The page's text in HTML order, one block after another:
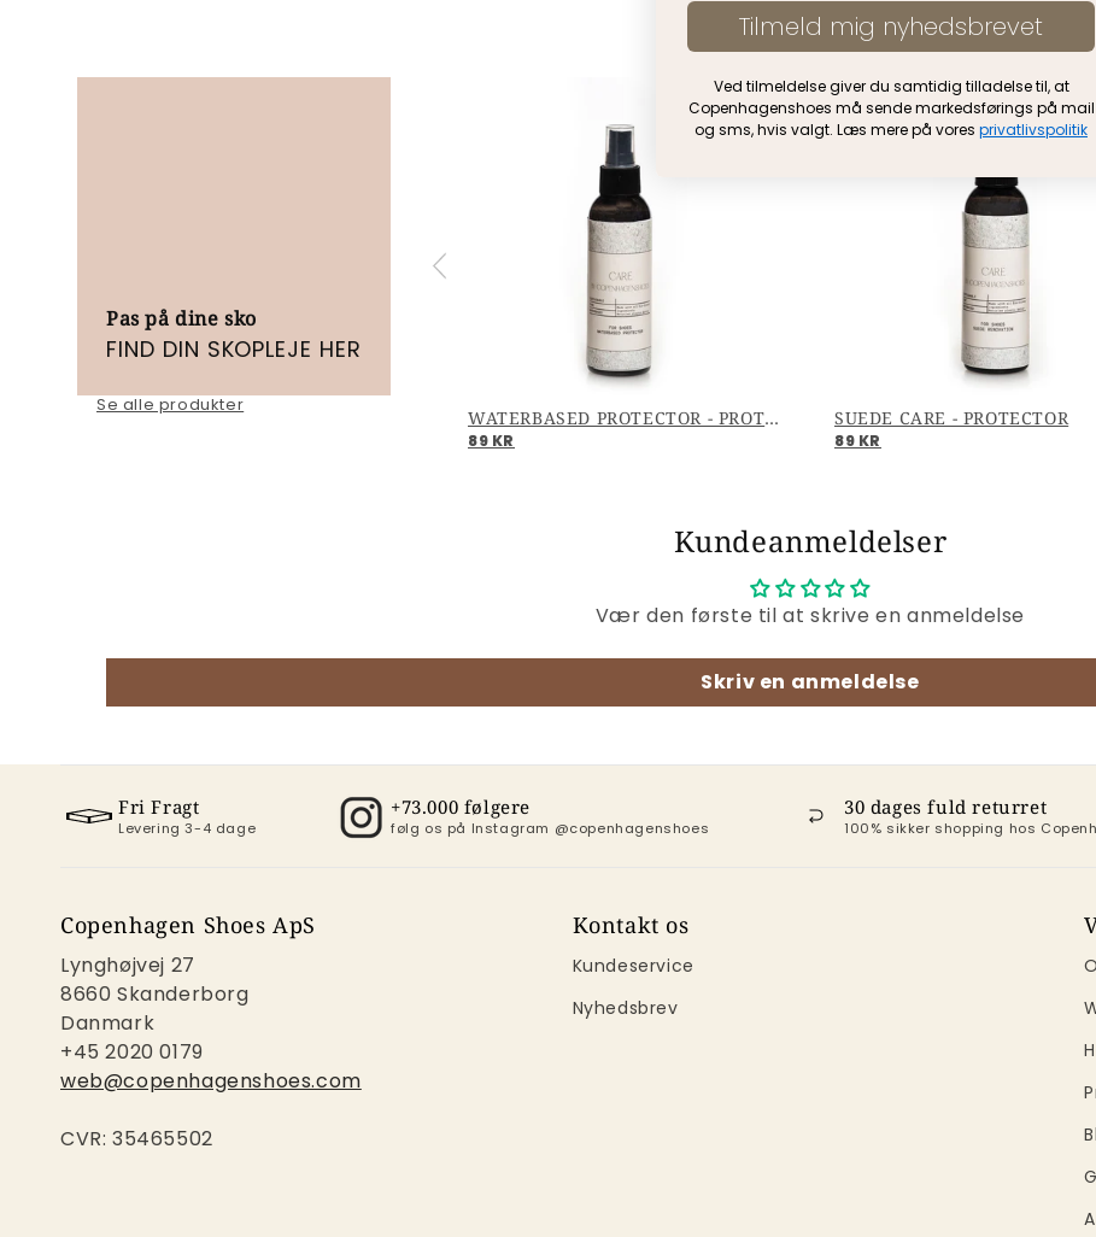
Pas på dine sko
FIND DIN SKOPLEJE HER
Se alle produkter
WATERBASED PROTECTOR - PROTECTOR
89 KR
SUEDE CARE - PROTECTOR
89 KR
Kundeanmeldelser
Vær den første til at skrive en anmeldelse
Skriv en anmeldelse
Fri Fragt
Levering 3-4 dage
+73.000 følgere
følg os på Instagram @copenhagenshoes
30 dages fuld returret
100% sikker shopping hos
Copenhagen Shoes ApS
Lynghøjvej 27
8660 Skanderborg
Danmark
+45 2020 0179
web@copenhagenshoes.com
CVR: 35465502
Kontakt os
Kundeservice
Nyhedsbrev
Tilmeld mig nyhedsbrevet
Ved tilmeldelse giver du samtidig tilladelse til, at
Copenhagenshoes må sende markedsførings på mail
og sms, hvis valgt. Læs mere på vores privatlivspolitik